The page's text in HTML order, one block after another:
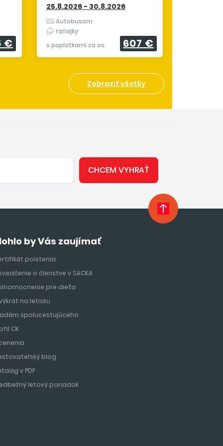
€
25.8.2026 - 30.8.2026
Autobusom
raňajky
s poplatkami za os.
607 €
Zobraziť všetky
CHCEM VYHRAŤ
by Vás zaujímať
poistenia
o členstve v SACKA
pre dieťa
na letisku
spolucestujúceho
CK
blog
v PDF
letový poriadok